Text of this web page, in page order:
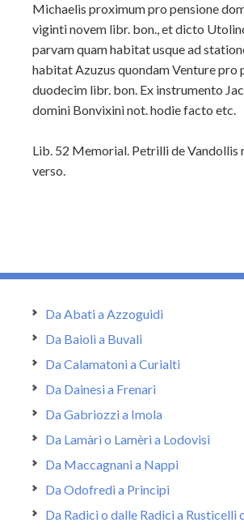
Michaelis proximum pro pensione
viginti novem libr. bon., et dicto
parvam quam habitat usque ad
habitat Azuzus quondam Venture pro
duodecim libr. bon. Ex instrumento
domini Bonvixini not. hodie facto etc.
Lib. 52 Memorial. Petrilli de Vandollis
verso.
Da Abati a Azzoguidi
Da Baioli a Buvali
Da Calamatoni a Curialti
Da Dainesi a Frenari
Da Gabriozzi a Imola
Da Lamàri o Lamèri a Lodovisi
Da Maccagnani a Nappi
Da Odofredi a Principi
Da Radici o dalle Radici a Rusticelli